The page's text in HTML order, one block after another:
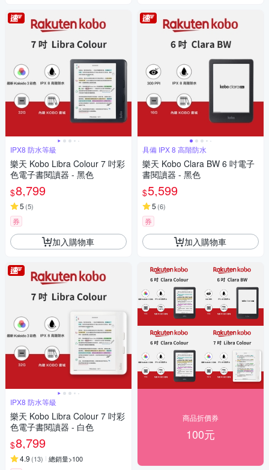
IPX8 防水等級
樂天 Kobo Libra Colour 7 吋彩
色電子書閱讀器 - 黑色
$8,799
5 (5)
券
加入購物車
IPX8 防水等級
樂天 Kobo Libra Colour 7 吋彩
色電子書閱讀器 - 白色
$8,799
4.9 (13) 總銷量>100
具備 IPX 8 高階防水
樂天 Kobo Clara BW 6 吋電子
書閱讀器 - 黑色
$5,599
5 (6)
券
加入購物車
商品折價券
100元